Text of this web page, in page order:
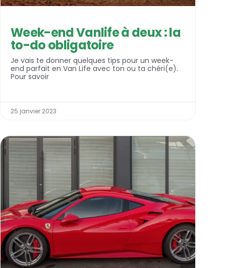
Week-end Vanlife à deux : la
to-do obligatoire
Je vais te donner quelques tips pour un week-
end parfait en Van Life avec ton ou ta chéri(e).
Pour savoir
25 janvier 2023